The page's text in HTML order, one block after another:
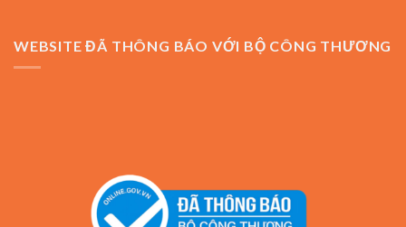
WEBSITE ĐÃ THÔNG BÁO VỚI BỘ CÔNG THƯƠNG